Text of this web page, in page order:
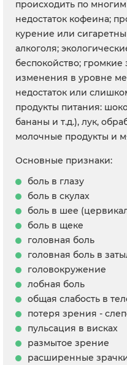
происходить по
недостаток кофеина;
курение или
алкоголя;
беспокойство;
изменения в уровне
недостаток или
продукты питания:
бананы и т.д.), лук,
молочные продукты и
Основные признаки:
боль в глазу
боль в скулах
боль в шее
боль в щеке
головная боль
головная боль в
головокружение
лобная боль
общая слабость в
потеря зрения -
пульсация в висках
размытое зрение
расширенные